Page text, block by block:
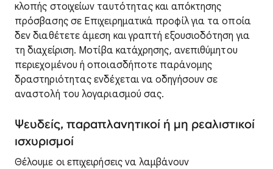
κλοπής στοιχείων ταυτότητας και απόκτησης
πρόσβασης σε Επιχειρηματικά προφίλ για τα οποία
δεν διαθέτετε άμεση και γραπτή εξουσιοδότηση για
τη διαχείριση. Μοτίβα κατάχρησης, ανεπιθύμητου
περιεχομένου ή οποιασδήποτε παράνομης
δραστηριότητας ενδέχεται να οδηγήσουν σε
αναστολή του λογαριασμού σας.
Ψευδείς, παραπλανητικοί ή μη ρεαλιστικοί
ισχυρισμοί
Θέλουμε οι επιχειρήσεις να λαμβάνουν